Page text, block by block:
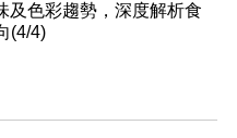
及色彩趨勢，深度解析食
(4/4)